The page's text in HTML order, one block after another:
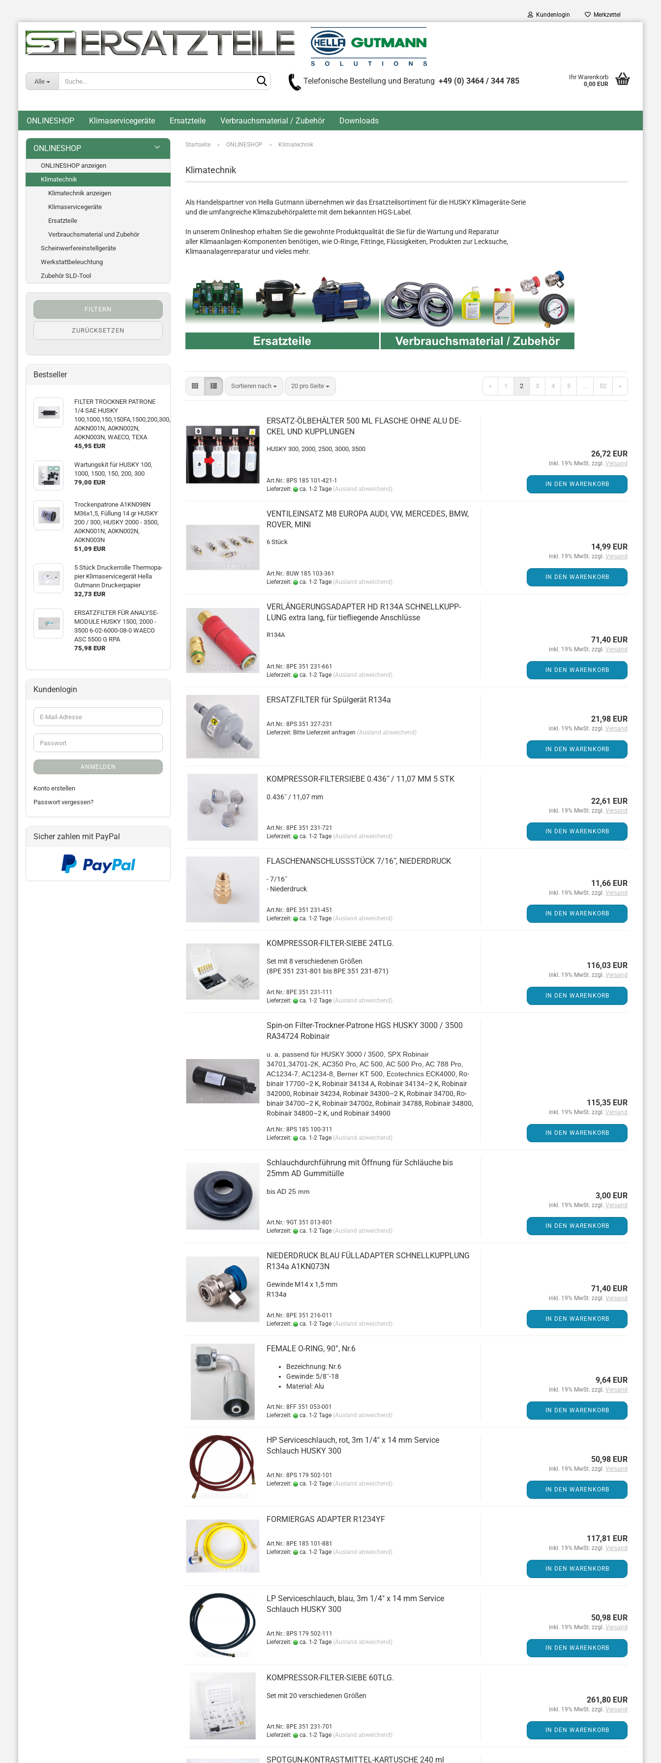
Kundenlogin Merkzettel
Alle Telefonische Bestellung und Beratung+49 (0) 3464 / 344 785 Ihr Warenkorb
0,00 EUR
ONLINESHOP Klimaservicegeräte Ersatzteile Verbrauchsmaterial / Zubehör Downloads
Startseite » ONLINESHOP » Klimatechnik
Klimatechnik
Als Handelspartner von Hella Gutmann übernehmen wir das Ersatzteilsortiment für die HUSKY Klimageräte-Serie
und die umfangreiche Klimazubehörpalette mit dem bekannten HGS-Label.
In unserem Onlineshop erhalten Sie die gewohnte Produktqualität die Sie für die Wartung und Reparatur
aller Klimaanlagen-Komponenten benötigen, wie O-Ringe, Fittinge, Flüssigkeiten, Produkten zur Lecksuche,
Klimaanalagenreparatur und vieles mehr.
Sortieren nach 20 pro Seite « 1 2 3 4 5 ... 52 »
ERSATZ-​​ÖL­BE­HÄL­TER 500 ML FLA­SCHE OHNE ALU DE­
CKEL UND KUPP­LUN­GEN
HUSKY 300, 2000, 2500, 3000, 3500
Art.Nr.: 8PS 185 101-421-1
Lieferzeit:
ca. 1-2 Tage (Ausland abweichend)
26,72 EUR
inkl. 19% MwSt. zzgl. Versand
IN DEN WARENKORB
VEN­TIL­EIN­SATZ M8 EU­RO­PA AUDI, VW, MER­CE­DES, BMW,
ROVER, MINI
6 Stück
Art.Nr.: 8UW 185 103-361
Lieferzeit:
ca. 1-2 Tage (Ausland abweichend)
14,99 EUR
inkl. 19% MwSt. zzgl. Versand
IN DEN WARENKORB
VER­LÄN­GE­RUNGS­AD­AP­TER HD R134A SCHNELL­KUPP­
LUNG extra lang, für tief­lie­gen­de An­schlüs­se
R134A
Art.Nr.: 8PE 351 231-661
Lieferzeit:
ca. 1-2 Tage (Ausland abweichend)
71,40 EUR
inkl. 19% MwSt. zzgl. Versand
IN DEN WARENKORB
ER­SATZ­FIL­TER für Spül­ge­rät R134a
Art.Nr.: 8PS 351 327-231
Lieferzeit: Bitte Lieferzeit anfragen (Ausland abweichend)
21,98 EUR
inkl. 19% MwSt. zzgl. Versand
IN DEN WARENKORB
KOMPRESSOR-​​FIL­TER­SIE­BE 0.436˝ / 11,07 MM 5 STK
0.436˝ / 11,07 mm
Art.Nr.: 8PE 351 231-721
Lieferzeit:
ca. 1-2 Tage (Ausland abweichend)
22,61 EUR
inkl. 19% MwSt. zzgl. Versand
IN DEN WARENKORB
FLA­SCHEN­AN­SCHLUSS­STÜCK 7/16˝, NIE­DER­DRUCK
- 7/16˝
- Nie­der­druck
Art.Nr.: 8PE 351 231-451
Lieferzeit:
ca. 1-2 Tage (Ausland abweichend)
11,66 EUR
inkl. 19% MwSt. zzgl. Versand
IN DEN WARENKORB
KOMPRESSOR-​​FILTER-​SIEBE 24TLG.
Set mit 8 ver­schie­de­nen Grö­ßen
(8PE 351 231-​801 bis 8PE 351 231-​871)
Art.Nr.: 8PE 351 231-111
Lieferzeit:
ca. 1-2 Tage (Ausland abweichend)
116,03 EUR
inkl. 19% MwSt. zzgl. Versand
IN DEN WARENKORB
Spin-​on Filter-​​Trockner-​Patrone HGS HUSKY 3000 / 3500
RA34724 Ro­bin­air
u. a. pas­send für HUSKY 3000 / 3500, SPX Ro­bin­air
34701,34701-​2K, AC350 Pro, AC 500, AC 500 Pro, AC 788 Pro,
AC1234-​7, AC1234-​8, Ber­ner KT 500, Ecotech­nics ECK4000, Ro­
bin­air 17700–2 K, Ro­bin­air 34134 A, Ro­bin­air 34134–2 K, Ro­bin­air
342000, Ro­bin­air 34234, Ro­bin­air 34300–2 K, Ro­bin­air 34700, Ro­
bin­air 34700–2 K, Ro­bin­air 34700z, Ro­bin­air 34788, Ro­bin­air 34800,
Ro­bin­air 34800–2 K, und Ro­bin­air 34900
Art.Nr.: 8PS 185 100-311
Lieferzeit:
ca. 1-2 Tage (Ausland abweichend)
115,35 EUR
inkl. 19% MwSt. zzgl. Versand
IN DEN WARENKORB
Schlauch­durch­füh­rung mit Öff­nung für Schläu­che bis
25mm AD Gum­mi­tül­le
bis AD 25 mm
Art.Nr.: 9GT 351 013-801
Lieferzeit:
ca. 1-2 Tage (Ausland abweichend)
3,00 EUR
inkl. 19% MwSt. zzgl. Versand
IN DEN WARENKORB
NIE­DER­DRUCK BLAU FÜLL­AD­AP­TER SCHNELL­KUPP­LUNG
R134a A1KN073N
Ge­win­de M14 x 1,5 mm
R134a
Art.Nr.: 8PE 351 216-011
Lieferzeit:
ca. 1-2 Tage (Ausland abweichend)
71,40 EUR
inkl. 19% MwSt. zzgl. Versand
IN DEN WARENKORB
FE­MA­LE O-​RING, 90°, Nr.6
Be­zeich­nung: Nr.6
Ge­win­de: 5/8˝-18
Ma­te­ri­al: Alu
Art.Nr.: 8FF 351 053-001
Lieferzeit:
ca. 1-2 Tage (Ausland abweichend)
9,64 EUR
inkl. 19% MwSt. zzgl. Versand
IN DEN WARENKORB
HP Ser­vice­schlauch, rot, 3m 1/4" x 14 mm Ser­vice
Schlauch HUSKY 300
Art.Nr.: 8PS 179 502-101
Lieferzeit:
ca. 1-2 Tage (Ausland abweichend)
50,98 EUR
inkl. 19% MwSt. zzgl. Versand
IN DEN WARENKORB
FOR­MIER­GAS AD­AP­TER R1234YF
Art.Nr.: 8PE 185 101-881
Lieferzeit:
ca. 1-2 Tage (Ausland abweichend)
117,81 EUR
inkl. 19% MwSt. zzgl. Versand
IN DEN WARENKORB
LP Ser­vice­schlauch, blau, 3m 1/4" x 14 mm Ser­vice
Schlauch HUSKY 300
Art.Nr.: 8PS 179 502-111
Lieferzeit:
ca. 1-2 Tage (Ausland abweichend)
50,98 EUR
inkl. 19% MwSt. zzgl. Versand
IN DEN WARENKORB
KOMPRESSOR-​​FILTER-​SIEBE 60TLG.
Set mit 20 ver­schie­de­nen Grö­ßen
Art.Nr.: 8PE 351 231-701
Lieferzeit:
ca. 1-2 Tage (Ausland abweichend)
261,80 EUR
inkl. 19% MwSt. zzgl. Versand
IN DEN WARENKORB
SPOTGUN-​​KONTRASTMITTEL-​KARTUSCHE 240 ml
ONLINESHOP
ONLINESHOP anzeigen
Klimatechnik
Klimatechnik anzeigen
Klimaservicegeräte
Ersatzteile
Verbrauchsmaterial und Zubehör
Scheinwerfereinstellgeräte
Werkstattbeleuchtung
Zubehör SLD-Tool
FILTERN
ZURÜCKSETZEN
Bestseller
FIL­TER TROCK­NER PA­TRO­NE
1/4 SAE HUSKY
100,1000,150,150FA,1500,200,300,
A0KN001N, A0KN002N,
A0KN003N, WAECO, TEXA
45,95 EUR
War­tungs­kit für HUSKY 100,
1000, 1500, 150, 200, 300
79,00 EUR
Tro­cken­pa­tro­ne A1KN098N
M36x1,5, Fül­lung 14 gr HUSKY
200 / 300, HUSKY 2000 - 3500,
A0KN001N, A0KN002N,
A0KN003N
51,09 EUR
5 Stück Dru­cker­rol­le Ther­mo­pa­
pier Kli­ma­ser­vice­ge­rät Hella
Gut­mann Dru­cker­pa­pier
32,73 EUR
ER­SATZ­FIL­TER FÜR ANA­LY­SE­
MO­DU­LE HUSKY 1500, 2000 -
3500 6-​02-6000-08-0 WAECO
ASC 5500 G RPA
75,98 EUR
Kundenlogin
ANMELDEN
Konto erstellen
Passwort vergessen?
Sicher zahlen mit PayPal